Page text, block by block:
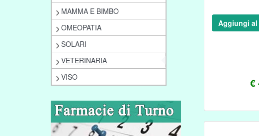
€
Aggiungi al
MAMMA E BIMBO
OMEOPATIA
SOLARI
VETERINARIA
VISO